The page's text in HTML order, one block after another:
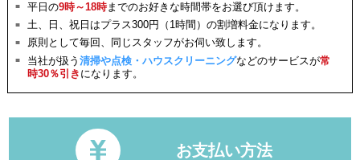
平日の9時～18時までのお好きな時間帯をお選び頂けます。
土、日、祝日はプラス300円（1時間）の割増料金になります。
原則として毎回、同じスタッフがお伺い致します。
当社が扱う 清掃や点検・ハウスクリーニングなどのサービスが常
時30％引き になります。
お支払い方法